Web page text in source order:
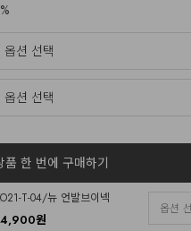
한 번에 구매하기
T-04/뉴 언발브이넥
원